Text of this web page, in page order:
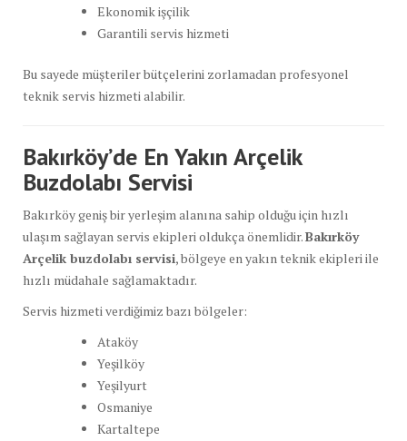
Ekonomik işçilik
Garantili servis hizmeti
Bu sayede müşteriler bütçelerini zorlamadan profesyonel
teknik servis hizmeti alabilir.
Bakırköy’de En Yakın Arçelik
Buzdolabı Servisi
Bakırköy geniş bir yerleşim alanına sahip olduğu için hızlı
ulaşım sağlayan servis ekipleri oldukça önemlidir.Bakırköy
Arçelik buzdolabı servisi, bölgeye en yakın teknik ekipleri ile
hızlı müdahale sağlamaktadır.
Servis hizmeti verdiğimiz bazı bölgeler:
Ataköy
Yeşilköy
Yeşilyurt
Osmaniye
Kartaltepe